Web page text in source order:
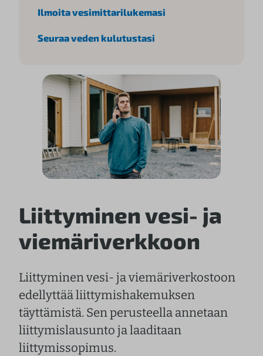
Ilmoita vesimittarilukemasi
Seuraa veden kulutustasi
Liittyminen vesi- ja
viemäriverkkoon
Liittyminen vesi- ja viemäriverkostoon
edellyttää liittymishakemuksen
täyttämistä. Sen perusteella annetaan
liittymislausunto ja laaditaan
liittymissopimus.